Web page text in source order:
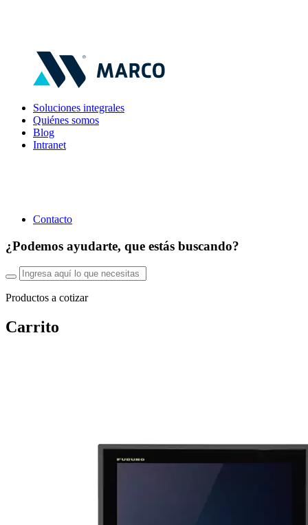
Soluciones integrales
Quiénes somos
Blog
Intranet
Contacto
¿Podemos ayudarte, que estás buscando?
Productos a cotizar
Carrito